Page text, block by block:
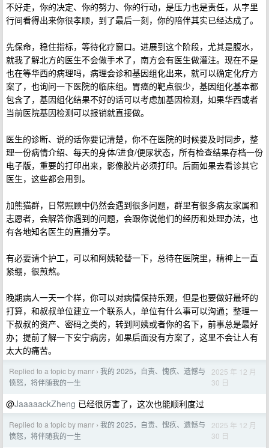
不好走，你的决定、你的努力、你的行动，是压力也是责任，从字里
行间看得出来你很孝顺，到了最后一刻，你的陪伴其实已经达成了。
先保命，稳住指标，等待化疗窗口。进展到这个阶段，尤其是腹水，
就我了解北方的医生不会做手术了，南方会有医生做灌注。现在不是
也在等华西的病理吗，病理会诊和基因组化出来，就可以确定化疗方
案了，也询问一下医院的临床组。胃癌的靶点很少，基因组化基本都
包含了，基因组化结果不好的话可以考虑加基因检测，如果华西或者
当前医院基因检测可以报销就直接做。
医生的诊断、说的话你要记清楚，你不在医院的时候要及时同步，整
理一份病情介绍、每天的身体/进食/便尿状态，所有检查结果存档一份
电子版，重要的打印出来，影像胶片必须打印。后面如果去看诊其它
医生，这些都会用到。
加熊猫群，日常照顾中仍然会遇到很多问题，群里有很多病友家属和
志愿者，会解答你遇到的问题，会跟你说他们的经历和处理办法，也
有各地知名医生的直播分享。
有必要请个护工，可以和阿姨轮替一下，总待在医院里，精神上一直
紧绷，很煎熬。
晚期病人一天一个样，你可以对病情保持乐观，但是也要做好最坏的
打算，和叔叔单位建立一个联系人，单位有什么事可以沟通；整理一
下叔叔的资产、密码之类的，转到阿姨或者你的名下，前事总是最好
办；提前了解一下安宁病房，如果后面没有方案了，这里不会让人有
太大的痛苦。
Replied to a topic by manr › 我的 2025，自责、愧疚、遗憾与
愤怒，将伴随我的一生
2025 年 12 月
30 日
@JaaaaackZheng 已经很厉害了，这次也能顺利度过
Replied to a topic by manr › 我的 2025，自责、愧疚、遗憾与
愤怒，将伴随我的一生
2025 年 12 月
30 日